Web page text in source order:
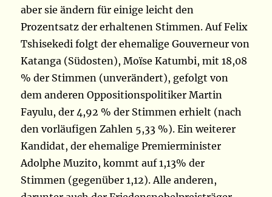
aber sie ändern für einige leicht den
Prozentsatz der erhaltenen Stimmen. Auf Felix
Tshisekedi folgt der ehemalige Gouverneur von
Katanga (Südosten), Moïse Katumbi, mit 18,08
% der Stimmen (unverändert), gefolgt von
dem anderen Oppositionspolitiker Martin
Fayulu, der 4,92 % der Stimmen erhielt (nach
den vorläufigen Zahlen 5,33 %). Ein weiterer
Kandidat, der ehemalige Premierminister
Adolphe Muzito, kommt auf 1,13% der
Stimmen (gegenüber 1,12). Alle anderen,